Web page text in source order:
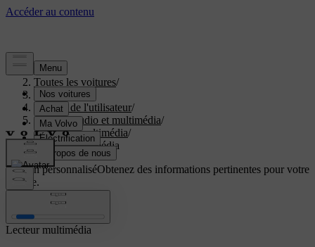
Aide/
Toutes les voitures/
V40 2019/
Manuel de l'utilisateur/
Système audio et multimédia/
Lecteur multimédia/
Lecteur multimédia
Soutien personnaliséObtenez des informations pertinentes pour votre
voiture.
Connexion
Lecteur multimédia